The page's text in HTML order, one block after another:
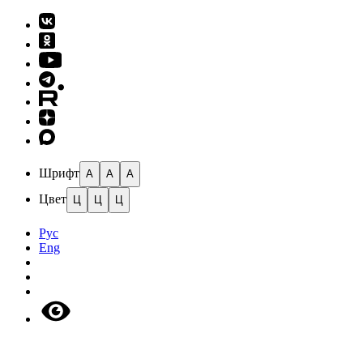
Шрифт A A A
Цвет Ц Ц Ц
Рус
Eng